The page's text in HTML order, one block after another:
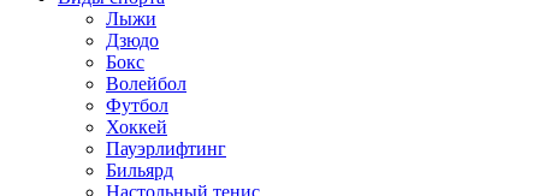
Лыжи
Дзюдо
Бокс
Волейбол
Футбол
Хоккей
Пауэрлифтинг
Бильярд
Настольный тенис